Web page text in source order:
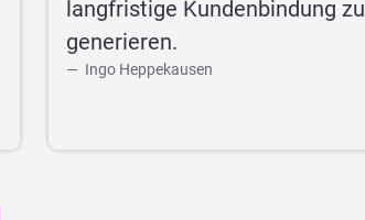
langfristige Kundenbindung zu
generieren.
Ingo Heppekausen